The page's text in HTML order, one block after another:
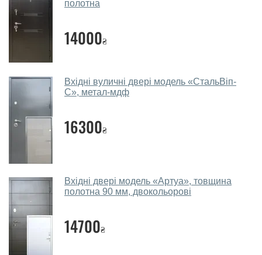
Так. Ми консультуємо покупців
месенджери, онлайн-чат або безпосередньо в нашому
салоні-магазині.
Які двері вхідні порадите?
Наші рекомендації залежать від необхідних
параметрів, бюджету та інших факторів. Підбір
вхідних дверей проводиться індивідуально для
кожного відвідувача.
Так, робимо. Наші фахівці можуть зробити замір та
консультацію на виїзді. Кожен співробітник має із
собою каталоги кольорів та візерунків. Після виміру та
консультації Ви можете оформити заявку, не
полотна
14000₴
Вхідні вуличні двері модель «СтальВіп-
С», метал-мдф
16300₴
Вхідні двері модель «Артуа», товщина
полотна 90 мм, двокольорові
14700₴